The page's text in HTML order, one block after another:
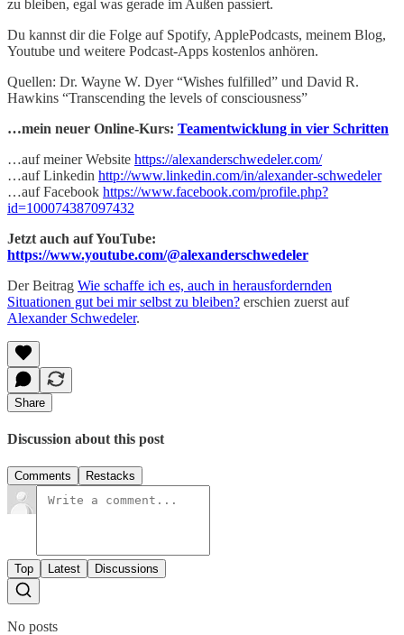
zu bleiben, egal was gerade im Außen passiert.
Du kannst dir die Folge auf Spotify, ApplePodcasts, meinem Blog,
Youtube und weitere Podcast-Apps kostenlos anhören.
Quellen: Dr. Wayne W. Dyer “Wishes fulfilled” und David R.
Hawkins “Transcending the levels of consciousness”
…mein neuer Online-Kurs: Teamentwicklung in vier Schritten
…auf meiner Website https://alexanderschwedeler.com/
…auf Linkedin http://www.linkedin.com/in/alexander-schwedeler
…auf Facebook https://www.facebook.com/profile.php?
id=100074387097432
Jetzt auch auf YouTube:
https://www.youtube.com/@alexanderschwedeler
Der Beitrag Wie schaffe ich es, auch in herausfordernden
Situationen gut bei mir selbst zu bleiben? erschien zuerst auf
Alexander Schwedeler.
Share
Discussion about this post
Comments Restacks
Top Latest Discussions
No posts